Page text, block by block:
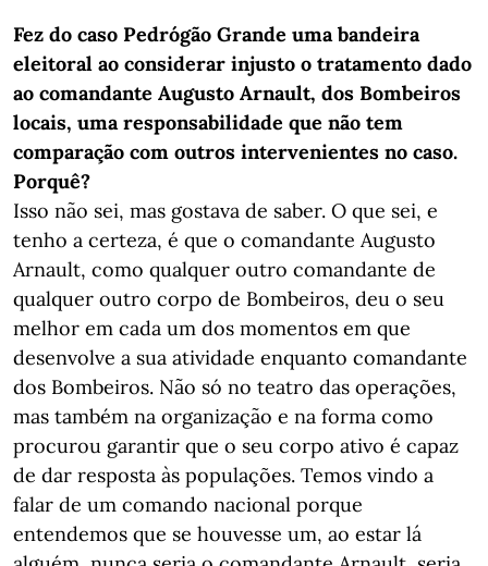
Fez do caso Pedrógão Grande uma bandeira
eleitoral ao considerar injusto o tratamento dado
ao comandante Augusto Arnault, dos Bombeiros
locais, uma responsabilidade que não tem
comparação com outros intervenientes no caso.
Porquê?
Isso não sei, mas gostava de saber. O que sei, e
tenho a certeza, é que o comandante Augusto
Arnault, como qualquer outro comandante de
qualquer outro corpo de Bombeiros, deu o seu
melhor em cada um dos momentos em que
desenvolve a sua atividade enquanto comandante
dos Bombeiros. Não só no teatro das operações,
mas também na organização e na forma como
procurou garantir que o seu corpo ativo é capaz
de dar resposta às populações. Temos vindo a
falar de um comando nacional porque
entendemos que se houvesse um, ao estar lá